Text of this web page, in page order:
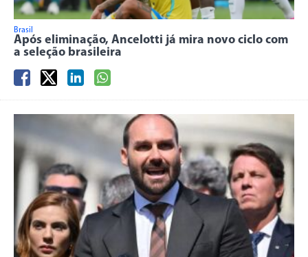
Brasil
Após eliminação, Ancelotti já mira novo ciclo com
a seleção brasileira